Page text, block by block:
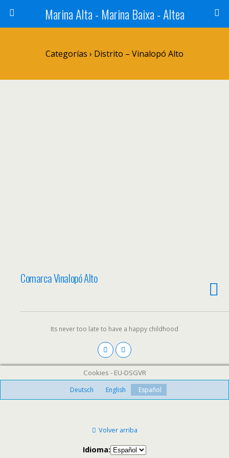
Marina Alta - Marina Baixa - Altea
Categorías › Distrito – Vinalopó Alto
Comarca Vinalopó Alto
Its never too late to have a happy childhood
Cookies - EU-DSGVR
Deutsch English Español
Volver arriba
Idioma: